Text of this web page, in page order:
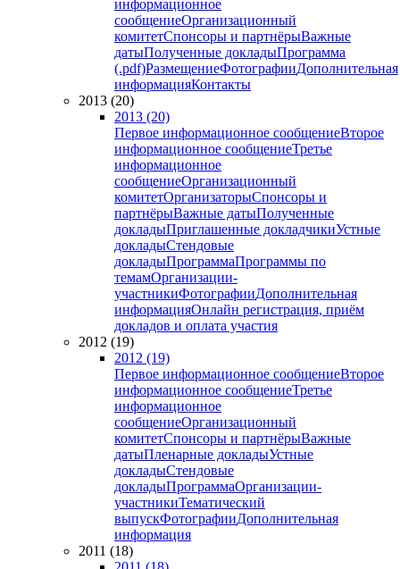
информационное
сообщениеОрганизационный
комитетСпонсоры и партнёрыВажные
датыПолученные докладыПрограмма
(.pdf)РазмещениеФотографииДополнительная
информацияКонтакты
2013 (20)
2013 (20)
Первое информационное сообщениеВторое
информационное сообщениеТретье
информационное
сообщениеОрганизационный
комитетОрганизаторыСпонсоры и
партнёрыВажные датыПолученные
докладыПриглашенные докладчикиУстные
докладыСтендовые
докладыПрограммаПрограммы по
темамОрганизации-
участникиФотографииДополнительная
информацияОнлайн регистрация, приём
докладов и оплата участия
2012 (19)
2012 (19)
Первое информационное сообщениеВторое
информационное сообщениеТретье
информационное
сообщениеОрганизационный
комитетСпонсоры и партнёрыВажные
датыПленарные докладыУстные
докладыСтендовые
докладыПрограммаОрганизации-
участникиТематический
выпускФотографииДополнительная
информация
2011 (18)